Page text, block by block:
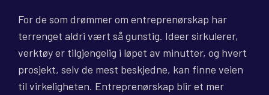
For de som drømmer om entreprenørskap har
terrenget aldri vært så gunstig. Ideer sirkulerer,
verktøy er tilgjengelig i løpet av minutter, og hvert
prosjekt, selv de mest beskjedne, kan finne veien
til virkeligheten. Entreprenørskap blir et mer